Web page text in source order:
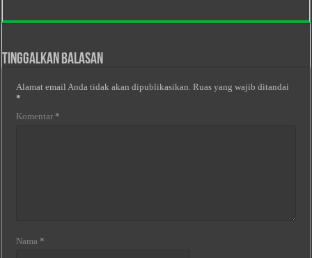
Tinggalkan Balasan
Alamat email Anda tidak akan dipublikasikan. Ruas yang wajib ditandai
*
Komentar *
Nama *